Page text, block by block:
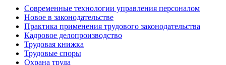
Современные технологии управления персоналом
Новое в законодательстве
Практика применения трудового законодательства
Кадровое делопроизводство
Трудовая книжка
Трудовые споры
Охрана труда